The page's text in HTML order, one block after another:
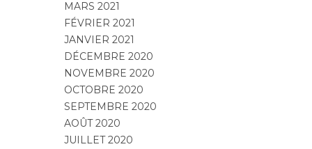
MARS 2021
FÉVRIER 2021
JANVIER 2021
DÉCEMBRE 2020
NOVEMBRE 2020
OCTOBRE 2020
SEPTEMBRE 2020
AOÛT 2020
JUILLET 2020